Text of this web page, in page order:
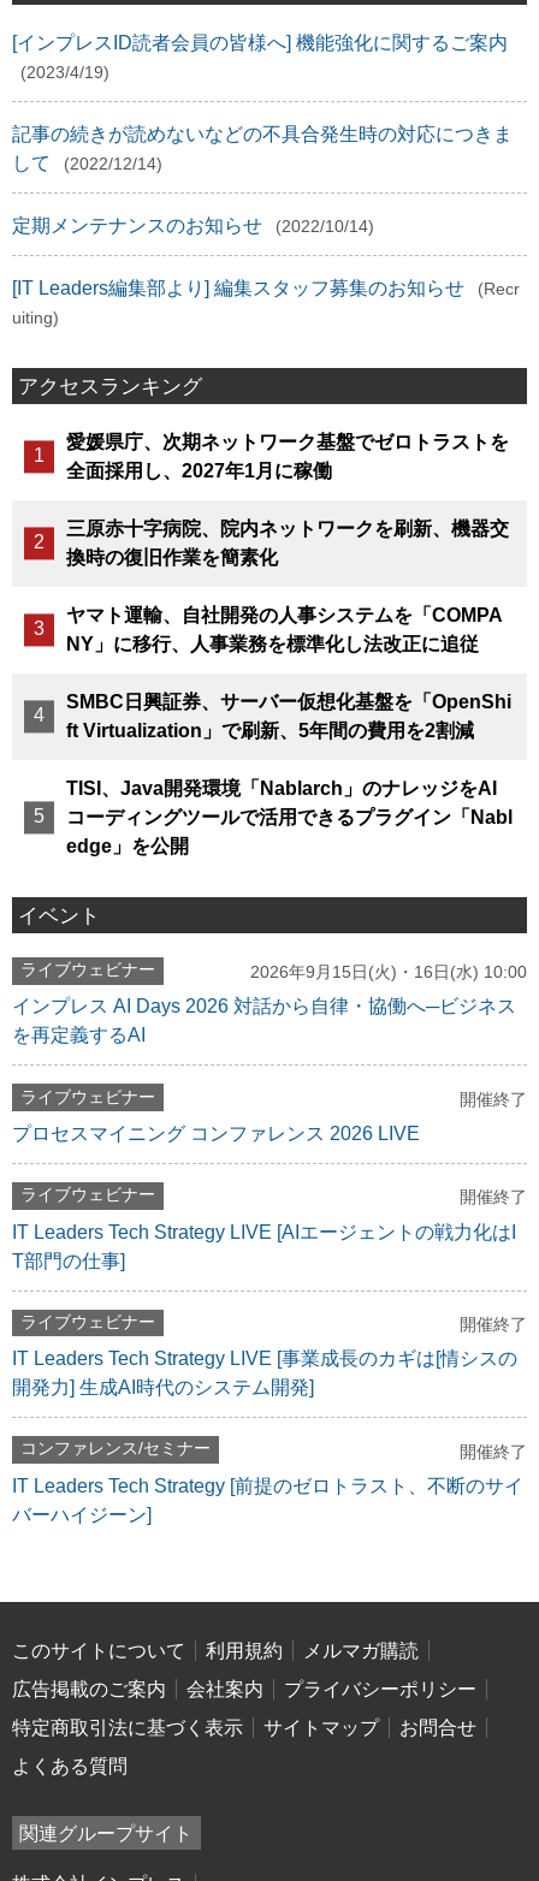
[インプレスID読者会員の皆様へ] 機能強化に関するご案内
(2023/4/19)
記事の続きが読めないなどの不具合発生時の対応につきま
して
(2022/12/14)
定期メンテナンスのお知らせ (2022/10/14)
[IT Leaders編集部より] 編集スタッフ募集のお知らせ
(Recr
uiting)
アクセスランキング
愛媛県庁、次期ネットワーク基盤でゼロトラストを
全面採用し、2027年1月に稼働
三原赤十字病院、院内ネットワークを刷新、機器交
換時の復旧作業を簡素化
ヤマト運輸、自社開発の人事システムを「COMPA
NY」に移行、人事業務を標準化し法改正に追従
SMBC日興証券、サーバー仮想化基盤を「OpenShi
ft Virtualization」で刷新、5年間の費用を2割減
TISI、Java開発環境「Nablarch」のナレッジをAI
コーディングツールで活用できるプラグイン「Nabl
edge」を公開
イベント
ライブウェビナー 2026年9月15日(火)・16日(水) 10:00
インプレス AI Days 2026 対話から自律・協働へ─ビジネス
を再定義するAI
ライブウェビナー 開催終了
プロセスマイニング コンファレンス 2026 LIVE
ライブウェビナー 開催終了
IT Leaders Tech Strategy LIVE [AIエージェントの戦力化はI
T部門の仕事]
ライブウェビナー 開催終了
IT Leaders Tech Strategy LIVE [事業成長のカギは[情シスの
開発力] 生成AI時代のシステム開発]
コンファレンス/セミナー 開催終了
IT Leaders Tech Strategy [前提のゼロトラスト、不断のサイ
バーハイジーン]
このサイトについて 利用規約
メルマガ購読
広告掲載のご案内
会社案内
プライバシーポリシー
特定商取引法に基づく表示
サイトマップ
お問合せ
よくある質問
関連グループサイト